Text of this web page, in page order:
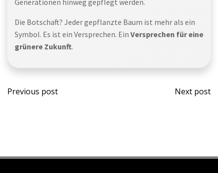
Die Botschaft? Jeder gepflanzte Baum ist mehr als ein
Symbol. Es ist ein Versprechen. Ein Versprechen für eine
grünere Zukunft.
Post
Previous post
Post
Next post